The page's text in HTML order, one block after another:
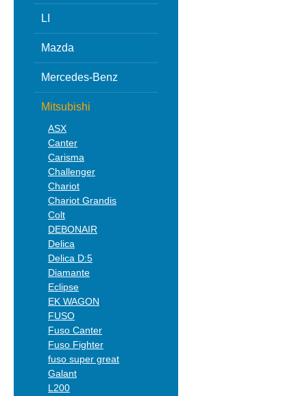
LI
Mazda
Mercedes-Benz
Mitsubishi
ASX
Canter
Carisma
Challenger
Chariot
Chariot Grandis
Colt
DEBONAIR
Delica
Delica D:5
Diamante
Eclipse
EK WAGON
FUSO
Fuso Canter
Fuso Fighter
fuso super great
Galant
L200